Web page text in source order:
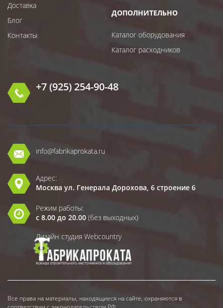
Доставка
Блог
Контакты
ДОПОЛНИТЕЛЬНО
Каталог оборудования
Каталог расходников
+7 (925) 254-90-48
info@fabrikaprokata.ru
Адрес:
Москва ул. Генерала Дорохова, 6 строение 6
Режим работы:
с 8.00 до 20.00 (без выходных)
Дизайн студия Webcountry
Все права на материалы, находящиеся на сайте, охраняются в